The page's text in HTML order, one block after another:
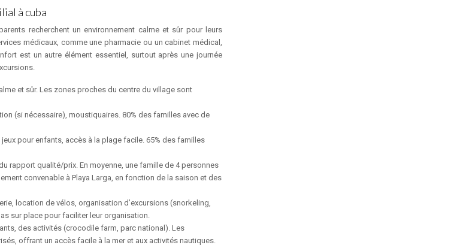
à cuba
recherchent un environnement calme et sûr pour leurs
médicaux, comme une pharmacie ou un cabinet médical,
est un autre élément essentiel, surtout après une journée
et sûr. Les zones proches du centre du village sont
(si nécessaire), moustiquaires. 80% des familles avec de
pour enfants, accès à la plage facile. 65% des familles
rapport qualité/prix. En moyenne, une famille de 4 personnes
convenable à Playa Larga, en fonction de la saison et des
location de vélos, organisation d’excursions (snorkeling,
sur place pour faciliter leur organisation.
des activités (crocodile farm, parc national). Les
offrant un accès facile à la mer et aux activités nautiques.